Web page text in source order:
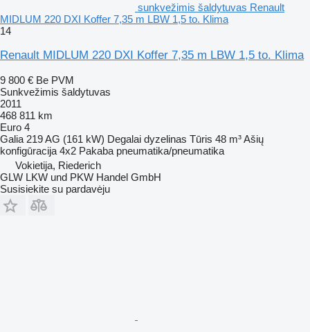
sunkvežimis šaldytuvas Renault
MIDLUM 220 DXI Koffer 7,35 m LBW 1,5 to. Klima
14
Renault MIDLUM 220 DXI Koffer 7,35 m LBW 1,5 to. Klima
9 800 € Be PVM
Sunkvežimis šaldytuvas
2011
468 811 km
Euro 4
Galia 219 AG (161 kW) Degalai dyzelinas Tūris 48 m³Ašių
konfigūracija 4x2 Pakaba pneumatika/pneumatika
Vokietija, Riederich
GLW LKW und PKW Handel GmbH
Susisiekite su pardavėju